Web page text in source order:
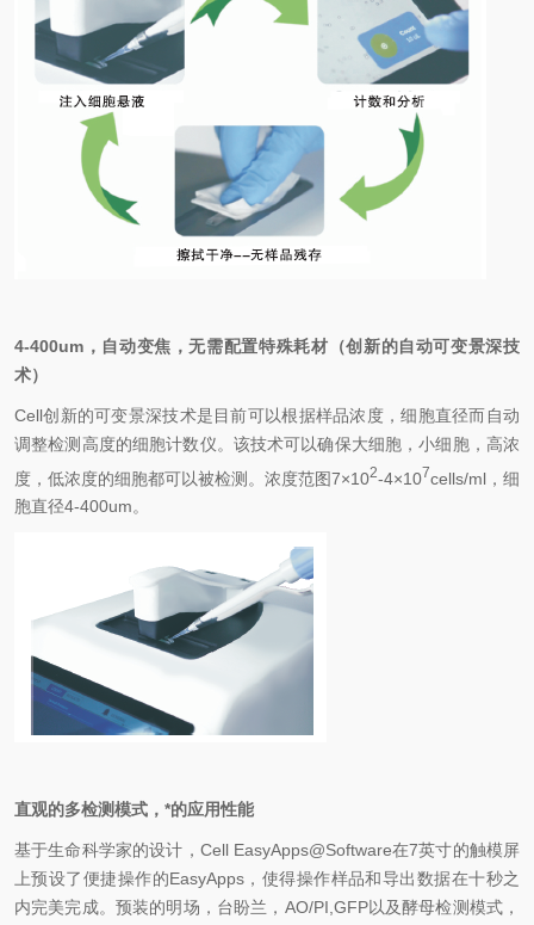
4-400um ，自动变焦，无需配置特殊耗材（创新的自动可变景深技
术）
Cell创新的可变景深技术是目前可以根据样品浓度，细胞直径而自动
调整检测高度的细胞计数仪。该技术可以确保大细胞，小细胞，高浓
度，低浓度的细胞都可以被检测。浓度范图7×102-4×107cells/ml ，细
胞直径4-400um。
直观的多检测模式，*的应用性能
基于生命科学家的设计， Cell EasyApps@Software在7英寸的触模屏
上预设了便捷操作的EasyApps，使得操作样品和导出数据在十秒之
内完美完成。预装的明场，台盼兰， AO/PI,GFP以及酵母检测模式，